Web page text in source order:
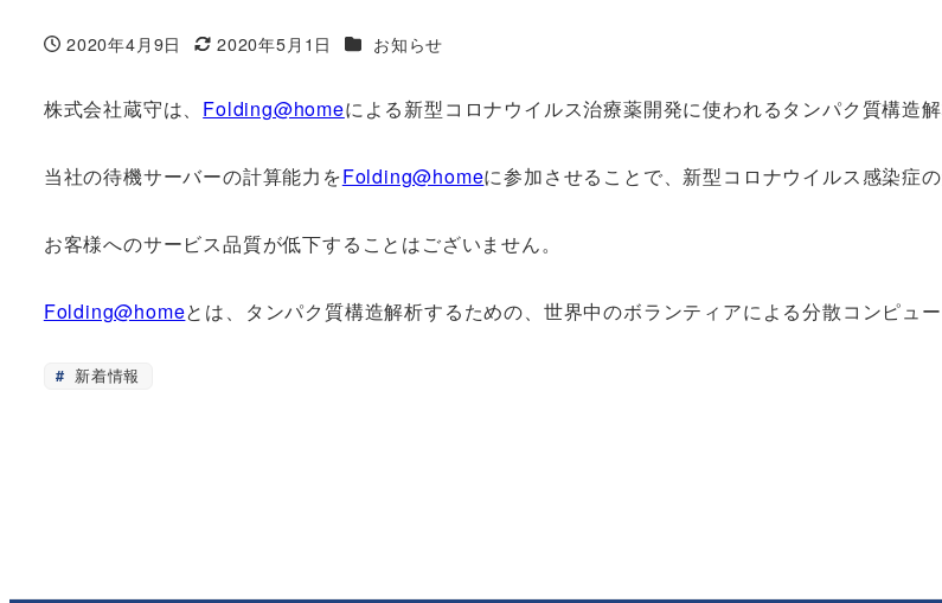
投稿日
2020年4月9日
更新日
2020年5月1日 カテゴリー
お知らせ
株式会社蔵守は、 Folding@homeによる新型コロナウイルス治療薬開発に使われるタンパク質構造
当社の待機サーバーの計算能力をFolding@homeに参加させることで、新型コロナウイルス感染症
お客様へのサービス品質が低下することはございません。
Folding@homeとは、タンパク質構造解析するための、世界中のボランティアによる分散コンピュ
新着情報